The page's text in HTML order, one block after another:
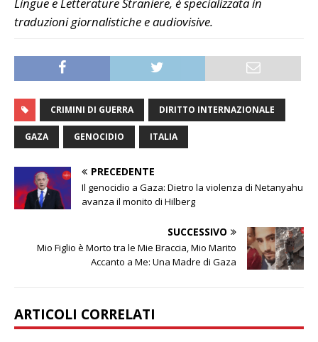
Lingue e Letterature Straniere, è specializzata in
traduzioni giornalistiche e audiovisive.
CRIMINI DI GUERRA DIRITTO INTERNAZIONALE
GAZA GENOCIDIO ITALIA
PRECEDENTE
Il genocidio a Gaza: Dietro la violenza di Netanyahu
avanza il monito di Hilberg
SUCCESSIVO
Mio Figlio è Morto tra le Mie Braccia, Mio Marito
Accanto a Me: Una Madre di Gaza
ARTICOLI CORRELATI